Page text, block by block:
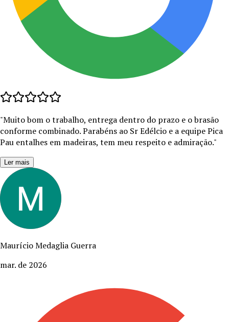
"Muito bom o trabalho, entrega dentro do prazo e o brasão
conforme combinado. Parabéns ao Sr Edélcio e a equipe Pica
Pau entalhes em madeiras, tem meu respeito e admiração."
Ler mais
Maurício Medaglia Guerra
mar. de 2026